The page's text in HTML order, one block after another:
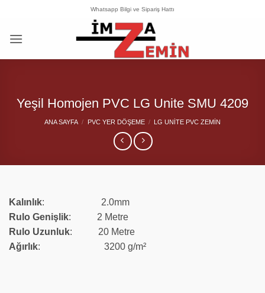
Whatsapp Bilgi ve Sipariş Hattı
Yeşil Homojen PVC LG Unite SMU 4209
ANA SAYFA / PVC YER DÖŞEME / LG UNITE PVC ZEMIN
Kalınlık: 2.0mm
Rulo Genişlik: 2 Metre
Rulo Uzunluk: 20 Metre
Ağırlık: 3200 g/m²